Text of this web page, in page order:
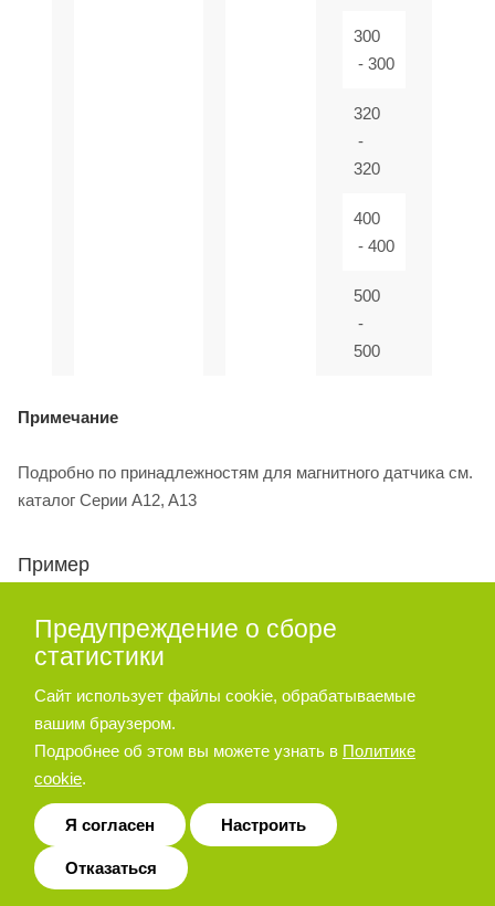
300
- 300
320
-
320
400
- 400
500
-
500
Примечание
Подробно по принадлежностям для магнитного датчика см.
каталог Серии A12, A13
Пример
№ для заказа магнитного цилиндра с диаметром поршня 40
мм, ходом 50 мм, с передней вилкой: A10 040 050 В
При заказе как «цилиндр с диаметром поршня 40 мм, ходом
50 мм» будет поставлен базовый цилиндр A11 040 050 О
Для повторного заказа, при указании данных с паспортной
таблички цилиндра, отдельно указывайте способ монтажа
При заказе принадлежностей номера для заказа
Предупреждение о сборе
статистики
Сайт использует файлы cookie, обрабатываемые
вашим браузером.
Подробнее об этом вы можете узнать в Политике
cookie.
Я согласен Настроить
Отказаться